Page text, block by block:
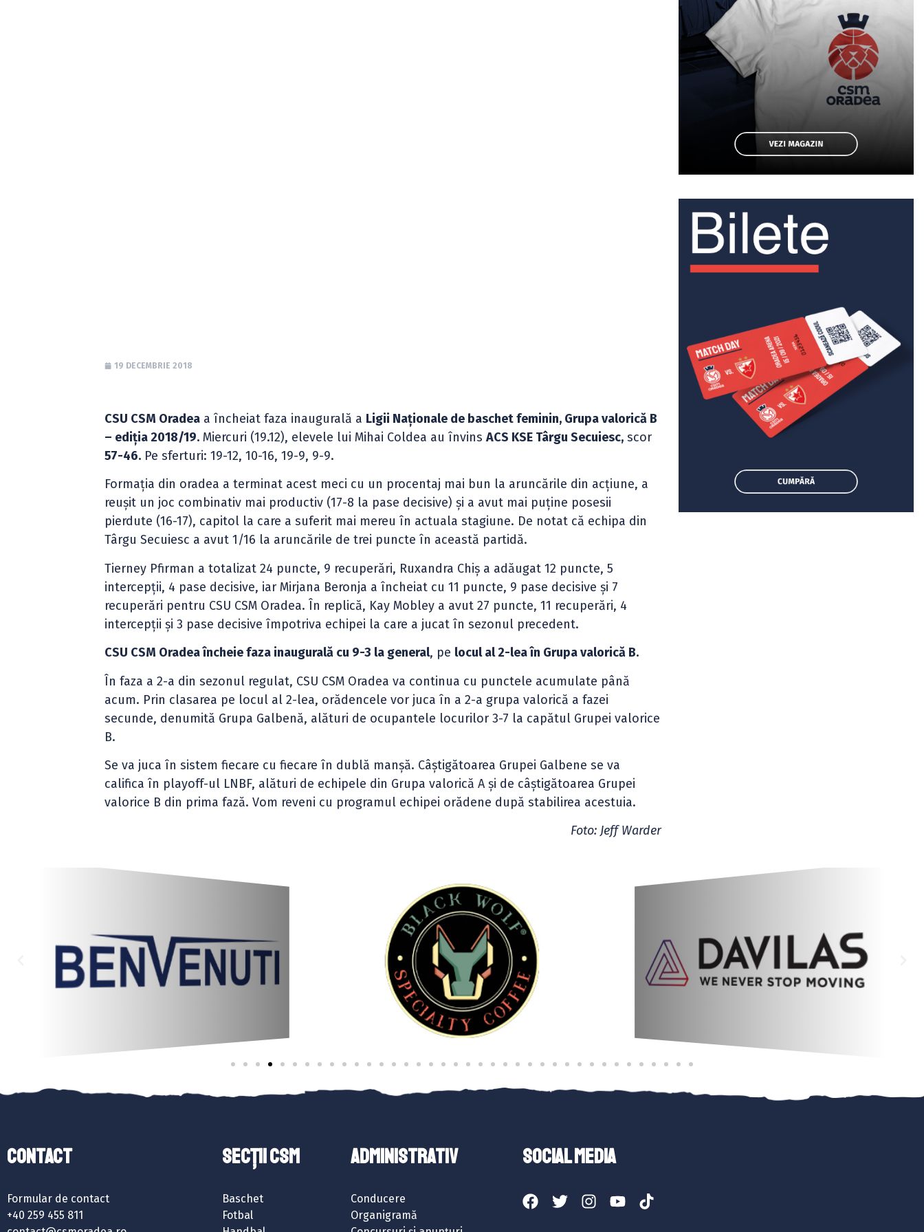
19 DECEMBRIE 2018
CSU CSM Oradea a încheiat faza inaugurală a Ligii Naționale de baschet feminin, Grupa valorică B
– ediția 2018/19. Miercuri (19.12), elevele lui Mihai Coldea au învinsACS KSE Târgu Secuiesc, scor
57-46. Pe sferturi: 19-12, 10-16, 19-9, 9-9.
Formația din oradea a terminat acest meci cu un procentaj mai bun la aruncările din acțiune, a
reușit un joc combinativ mai productiv (17-8 la pase decisive) și a avut mai puține posesii
pierdute (16-17), capitol la care a suferit mai mereu în actuala stagiune. De notat că echipa din
Târgu Secuiesc a avut 1/16 la aruncările de trei puncte în această partidă.
Tierney Pfirman a totalizat 24 puncte, 9 recuperări, Ruxandra Chiș a adăugat 12 puncte, 5
intercepții, 4 pase decisive, iar Mirjana Beronja a încheiat cu 11 puncte, 9 pase decisive și 7
recuperări pentru CSU CSM Oradea. În replică, Kay Mobley a avut 27 puncte, 11 recuperări, 4
intercepții și 3 pase decisive împotriva echipei la care a jucat în sezonul precedent.
CSU CSM Oradea încheie faza inaugurală cu 9-3 la general, pe locul al 2-lea în Grupa valorică B.
În faza a 2-a din sezonul regulat, CSU CSM Oradea va continua cu punctele acumulate până
acum. Prin clasarea pe locul al 2-lea, orădencele vor juca în a 2-a grupa valorică a fazei
secunde, denumită Grupa Galbenă, alături de ocupantele locurilor 3-7 la capătul Grupei valorice
B.
Se va juca în sistem fiecare cu fiecare în dublă manșă. Câștigătoarea Grupei Galbene se va
califica în playoff-ul LNBF, alături de echipele din Grupa valorică A și de câștigătoarea Grupei
valorice B din prima fază. Vom reveni cu programul echipei orădene după stabilirea acestuia.
Foto: Jeff Warder
Contact
Formular de contact
+40 259 455 811
SECȚII CSM
Baschet
Fotbal
ADMINISTRATIV
Conducere
Organigramă
SOCIAL MEDIA